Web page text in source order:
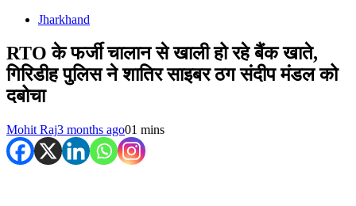
Jharkhand
RTO के फर्जी चालान से खाली हो रहे बैंक खाते,
गिरिडीह पुलिस ने शातिर साइबर ठग संदीप मंडल को
दबोचा
Mohit Raj3 months ago01 mins